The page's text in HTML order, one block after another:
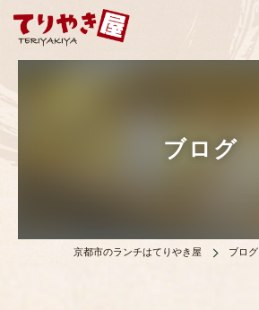
ブログ
京都市のランチはてりやき屋 ブログ